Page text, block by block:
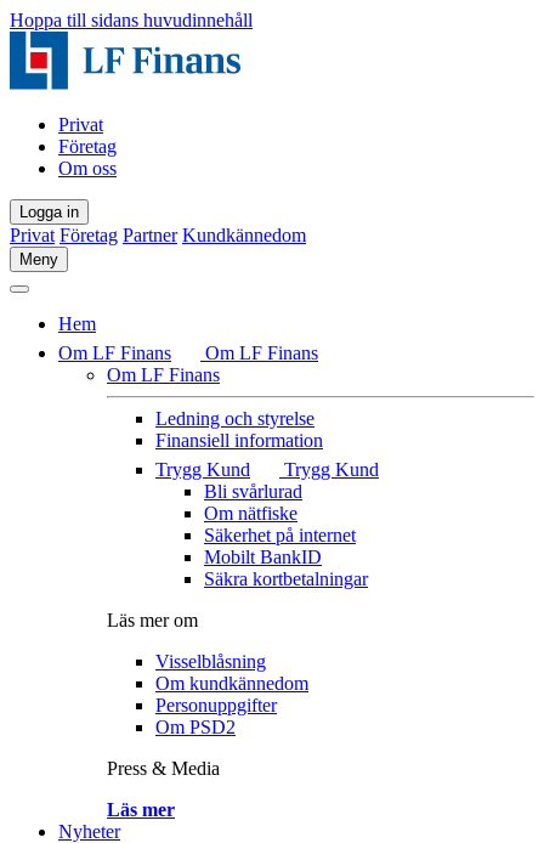
Hoppa till sidans huvudinnehåll
Privat
Företag
Om oss
Logga in
Privat Företag Partner Kundkännedom
Meny
Hem
Om LF Finans
Om LF Finans
Om LF Finans
Ledning och styrelse
Finansiell information
Trygg Kund
Trygg Kund
Bli svårlurad
Om nätfiske
Säkerhet på internet
Mobilt BankID
Säkra kortbetalningar
Läs mer om
Visselblåsning
Om kundkännedom
Personuppgifter
Om PSD2
Press & Media
Läs mer
Nyheter